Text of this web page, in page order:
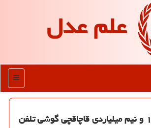
علم عدل
منو
وصول جریمه ۱۳ و نیم میلیاردی قاچاقچی گوشی تلفن